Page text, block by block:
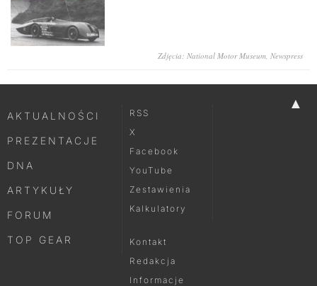
Zdjęcia: National Motor Museum, Newspress
▲
AKTUALNOŚCI
PREZENTACJE
DNA
ARTYKUŁY
FORUM
TOP GEAR
RSS
X
Facebook
YouTube
Zestawienia
Kalkulatory
Kontakt
Redakcja
Informacje